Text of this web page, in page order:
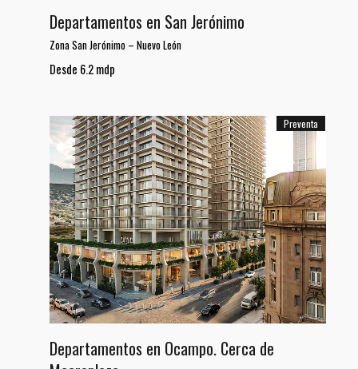
Departamentos en San Jerónimo
Zona San Jerónimo – Nuevo León
Desde 6.2 mdp
Preventa
Departamentos en Ocampo. Cerca de